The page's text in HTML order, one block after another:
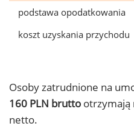
podstawa opodatkowania
koszt uzyskania przychodu
Osoby zatrudnione na
160 PLN brutto otrzymają
netto.